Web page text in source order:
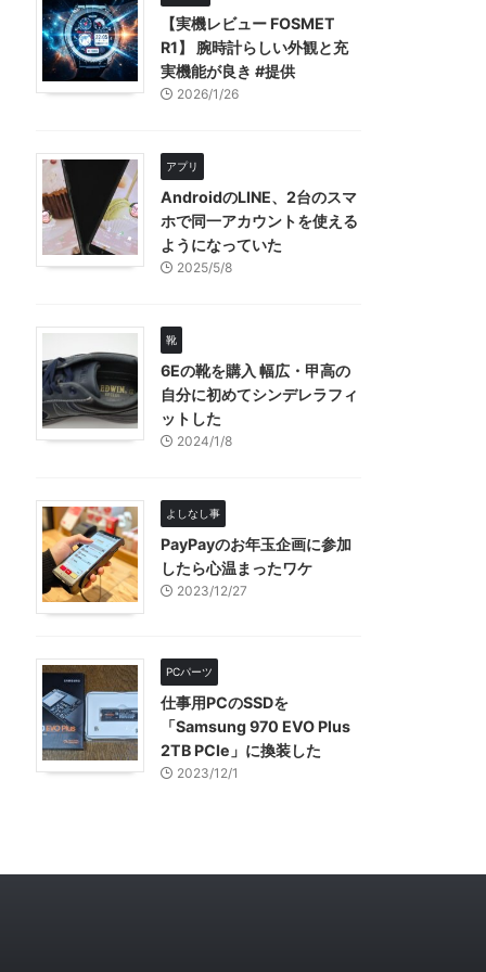
【実機レビュー FOSMET
R1】 腕時計らしい外観と充
実機能が良き #提供
2026/1/26
アプリ
AndroidのLINE、2台のスマ
ホで同一アカウントを使える
ようになっていた
2025/5/8
靴
6Eの靴を購入 幅広・甲高の
自分に初めてシンデレラフィ
ットした
2024/1/8
よしなし事
PayPayのお年玉企画に参加
したら心温まったワケ
2023/12/27
PCパーツ
仕事用PCのSSDを
「Samsung 970 EVO Plus
2TB PCIe」に換装した
2023/12/1